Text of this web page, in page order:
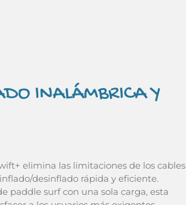
INALÁMBRICA Y
elimina las limitaciones de los cables
desinflado rápida y eficiente.
paddle surf con una sola carga, esta